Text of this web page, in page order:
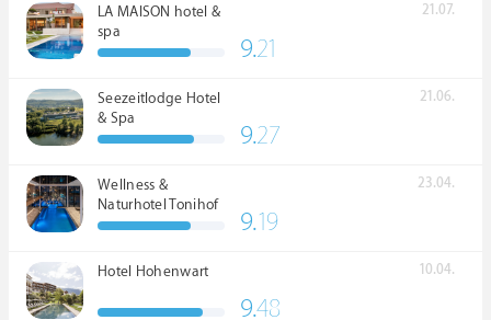
LA MAISON hotel &
spa
21.07.
9.21
Seezeitlodge Hotel
& Spa
21.06.
9.27
Wellness &
Naturhotel Tonihof
****S
23.04.
9.19
Hotel Hohenwart 10.04.
9.48